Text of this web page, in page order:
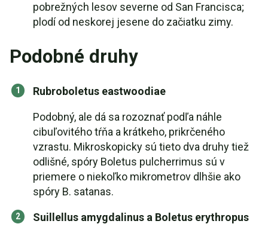
pobrežných lesov severne od San Francisca;
plodí od neskorej jesene do začiatku zimy.
Podobné druhy
Rubroboletus eastwoodiae
Podobný, ale dá sa rozoznať podľa náhle
cibuľovitého tŕňa a krátkeho, prikrčeného
vzrastu. Mikroskopicky sú tieto dva druhy tiež
odlišné, spóry Boletus pulcherrimus sú v
priemere o niekoľko mikrometrov dlhšie ako
spóry B. satanas.
Suillellus amygdalinus a Boletus erythropus